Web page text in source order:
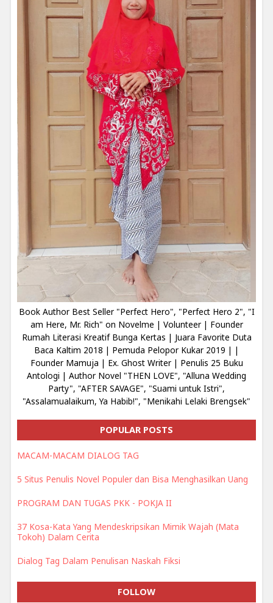
Book Author Best Seller "Perfect Hero", "Perfect Hero 2", "I
am Here, Mr. Rich" on Novelme | Volunteer | Founder
Rumah Literasi Kreatif Bunga Kertas | Juara Favorite Duta
Baca Kaltim 2018 | Pemuda Pelopor Kukar 2019 | |
Founder Mamuja | Ex. Ghost Writer | Penulis 25 Buku
Antologi | Author Novel "THEN LOVE", "Alluna Wedding
Party", "AFTER SAVAGE", "Suami untuk Istri",
"Assalamualaikum, Ya Habib!", "Menikahi Lelaki Brengsek"
POPULAR POSTS
MACAM-MACAM DIALOG TAG
5 Situs Penulis Novel Populer dan Bisa Menghasilkan Uang
PROGRAM DAN TUGAS PKK - POKJA II
37 Kosa-Kata Yang Mendeskripsikan Mimik Wajah (Mata
Tokoh) Dalam Cerita
Dialog Tag Dalam Penulisan Naskah Fiksi
FOLLOW